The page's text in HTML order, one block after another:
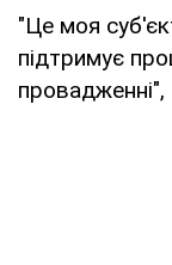
"Це моя
підтримує
провадженні",